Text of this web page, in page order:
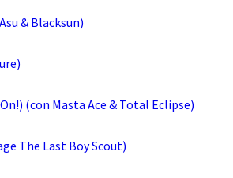
& Blacksun)
(con Masta Ace & Total Eclipse)
The Last Boy Scout)